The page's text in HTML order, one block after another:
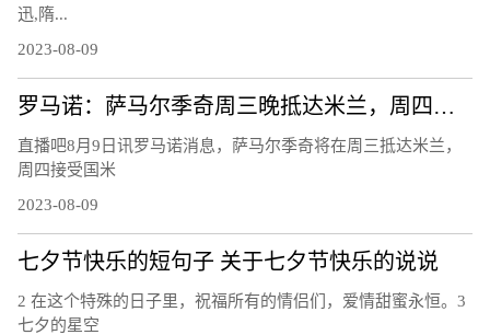
迅,隋...
2023-08-09
罗马诺：萨马尔季奇周三晚抵达米兰，周四上午接受国米体检
直播吧8月9日讯罗马诺消息，萨马尔季奇将在周三抵达米兰，
周四接受国米
2023-08-09
七夕节快乐的短句子 关于七夕节快乐的说说
2 在这个特殊的日子里，祝福所有的情侣们，爱情甜蜜永恒。3
七夕的星空